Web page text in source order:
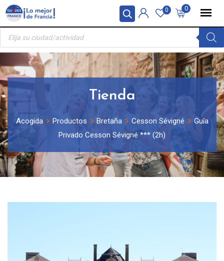
Panel de gestión de cookies
Skip
content
0
0
Búsqueda
productos
Tienda
Acogida Productos Bretaña Cesson Sévigné
Guía
Privado Cesson Sévigné *** (2h)